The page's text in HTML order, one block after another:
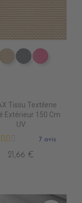
TAUPE
DB0113 BEIGE
DB0114 GRIS
DB0112
Tissu Textilene
Extérieur 150 Cm
UV
7 avis
21,66 €